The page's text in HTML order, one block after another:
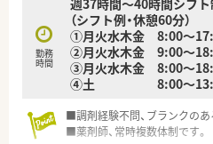
勤務
時間
週37時間～40時間シフト
（シフト例・休憩60分）
①月火水木金 8:00～
②月火水木金 9:00～
③月火水木金 8:00～
④土 8:00～
■調剤経験不問、ブランクのあ
■薬剤師、常時複数体制です。